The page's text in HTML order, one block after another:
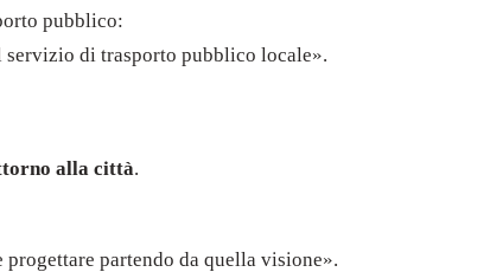
pubblico:
di trasporto pubblico locale».
alla città.
partendo da quella visione».